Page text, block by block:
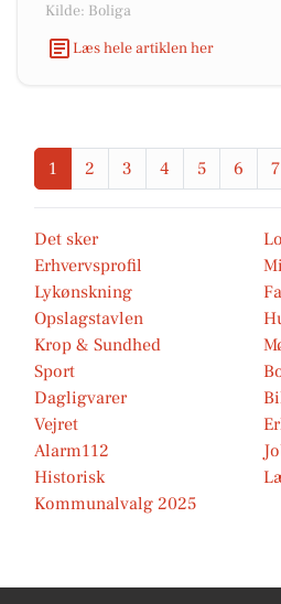
Kilde: Boliga
Læs hele artiklen her
1 2 3 4 5 6 7
Det sker
Erhvervsprofil
Lykønskning
Opslagstavlen
Krop & Sundhed
Sport
Dagligvarer
Vejret
Alarm112
Historisk
Kommunalvalg 2025